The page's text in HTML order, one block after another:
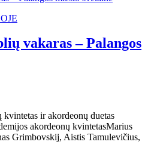
vakaras – Palangos
ir akordeonų duetas
akordeonų kvintetasMarius
Grimbovskij, Aistis Tamulevičius,